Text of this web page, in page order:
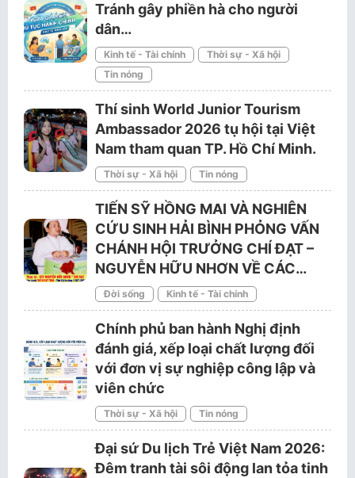
Tránh gây phiền hà cho người
dân…
Kinh tế - Tài chính
Thời sự - Xã hội
Tin nóng
Thí sinh World Junior Tourism
Ambassador 2026 tụ hội tại Việt
Nam tham quan TP. Hồ Chí Minh.
Thời sự - Xã hội Tin nóng
TIẾN SỸ HỒNG MAI VÀ NGHIÊN
CỨU SINH HẢI BÌNH PHỎNG VẤN
CHÁNH HỘI TRƯỞNG CHÍ ĐẠT –
NGUYỄN HỮU NHƠN VỀ CÁC…
Đời sống Kinh tế - Tài chính
Chính phủ ban hành Nghị định
đánh giá, xếp loại chất lượng đối
với đơn vị sự nghiệp công lập và
viên chức
Thời sự - Xã hội Tin nóng
Đại sứ Du lịch Trẻ Việt Nam 2026:
Đêm tranh tài sôi động lan tỏa tinh